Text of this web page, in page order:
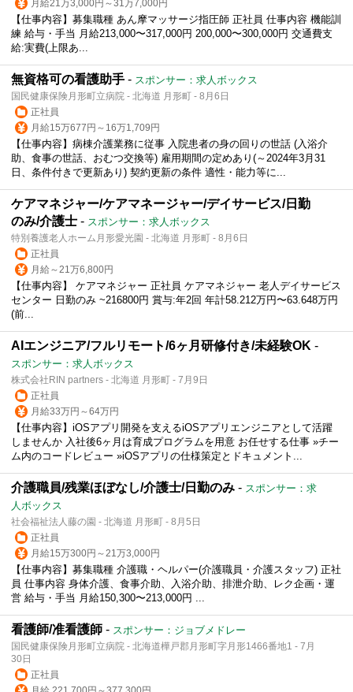
月給21万3,000円～31万7,000円
【仕事内容】募集職種 あん摩マッサージ指圧師 正社員 仕事内容 機能訓
練 給与・手当 月給213,000〜317,000円 200,000〜300,000円 交通費支
給:実費(上限あ...
無資格可の看護助手 - スポンサー：求人ボックス
国民健康保険月形町立病院 - 北海道 月形町 - 8月6日
正社員
月給15万677円～16万1,709円
【仕事内容】病棟介護業務に従事 入院患者の身の回りの世話 (入浴介
助、食事の世話、おむつ交換等) 雇用期間の定めあり(～2024年3月31
日、条件付きで更新あり) 契約更新の条件 適性・能力等に...
ケアマネジャー/ケアマネージャー/デイサービス/日勤
のみ/介護士 - スポンサー：求人ボックス
特別養護老人ホーム月形愛光園 - 北海道 月形町 - 8月6日
正社員
月給～21万6,800円
【仕事内容】 ケアマネジャー 正社員 ケアマネジャー 老人デイサービス
センター 日勤のみ ~216800円 賞与:年2回 年計58.212万円〜63.648万円
(前...
AIエンジニア/フルリモート/6ヶ月研修付き/未経験OK -
スポンサー：求人ボックス
株式会社RIN partners - 北海道 月形町 - 7月9日
正社員
月給33万円～64万円
【仕事内容】iOSアプリ開発を支えるiOSアプリエンジニアとして活躍
しませんか 入社後6ヶ月は育成プログラムを用意 お任せする仕事 »チー
ム内のコードレビュー »iOSアプリの仕様策定とドキュメント...
介護職員/残業ほぼなし/介護士/日勤のみ - スポンサー：求
人ボックス
社会福祉法人藤の園 - 北海道 月形町 - 8月5日
正社員
月給15万300円～21万3,000円
【仕事内容】募集職種 介護職・ヘルパー(介護職員・介護スタッフ) 正社
員 仕事内容 身体介護、食事介助、入浴介助、排泄介助、レク企画・運
営 給与・手当 月給150,300〜213,000円 ...
看護師/准看護師 - スポンサー：ジョブメドレー
国民健康保険月形町立病院 - 北海道樺戸郡月形町字月形1466番地1 - 7月
30日
正社員